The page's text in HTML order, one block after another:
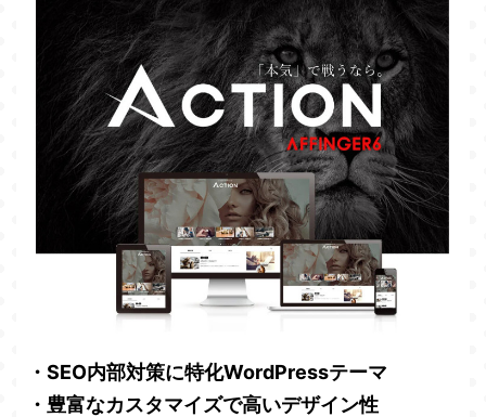
・SEO内部対策に特化WordPressテーマ
・豊富なカスタマイズで高いデザイン性